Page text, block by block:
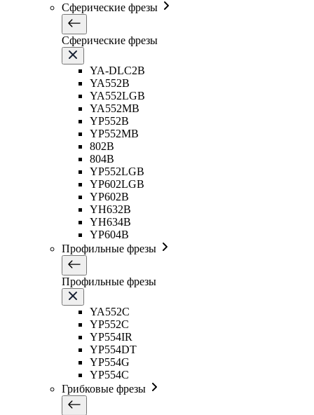
Сферические фрезы
Сферические фрезы
YA-DLC2B
YA552B
YA552LGB
YA552MB
YP552B
YP552MB
802B
804B
YP552LGB
YP602LGB
YP602B
YH632B
YH634B
YP604B
Профильные фрезы
Профильные фрезы
YA552C
YP552C
YP554IR
YP554DT
YP554G
YP554C
Грибковые фрезы